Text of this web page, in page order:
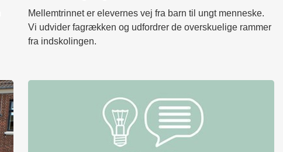
Mellemtrinnet er elevernes vej fra barn til ungt menneske.
Vi udvider fagrækken og udfordrer de overskuelige rammer
fra indskolingen.